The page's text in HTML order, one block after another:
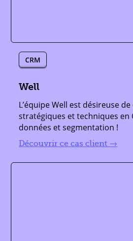
Well
CRM
L’équipe Well est désireuse
stratégiques et techniques en
données et segmentation !
lire plus